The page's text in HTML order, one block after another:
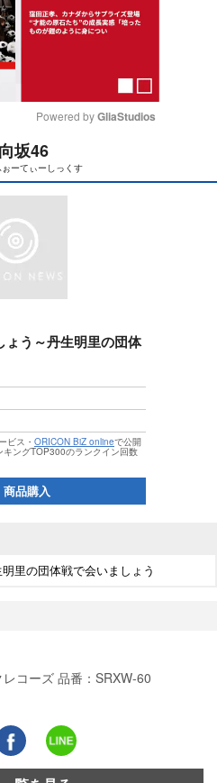
t
Powered by GliaStudios
坂46
ーてぃーしっくす
ょう～丹生明里の団体
ビス・ ORICON BiZ onlineで公開
キングTOP300のランクイン回数
商品購入
里の団体戦で会いましょう
コーズ 品番：SRXW-60